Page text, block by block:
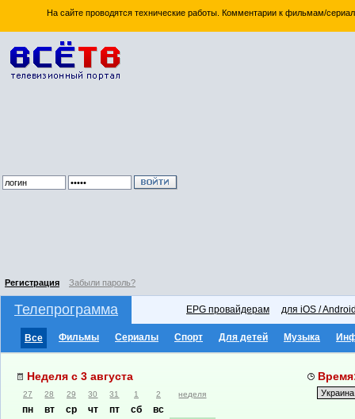
На сайте проводятся технические работы. Комментарии к фильмам/
Регистрация Забыли пароль?
Телепрограмма EPG провайдерам для iOS /
Все Фильмы Сериалы Спорт Для детей Музыка
Неделя с 3 августа
27 28 29 30 31 1 2 неделя
пн вт ср чт пт сб вс